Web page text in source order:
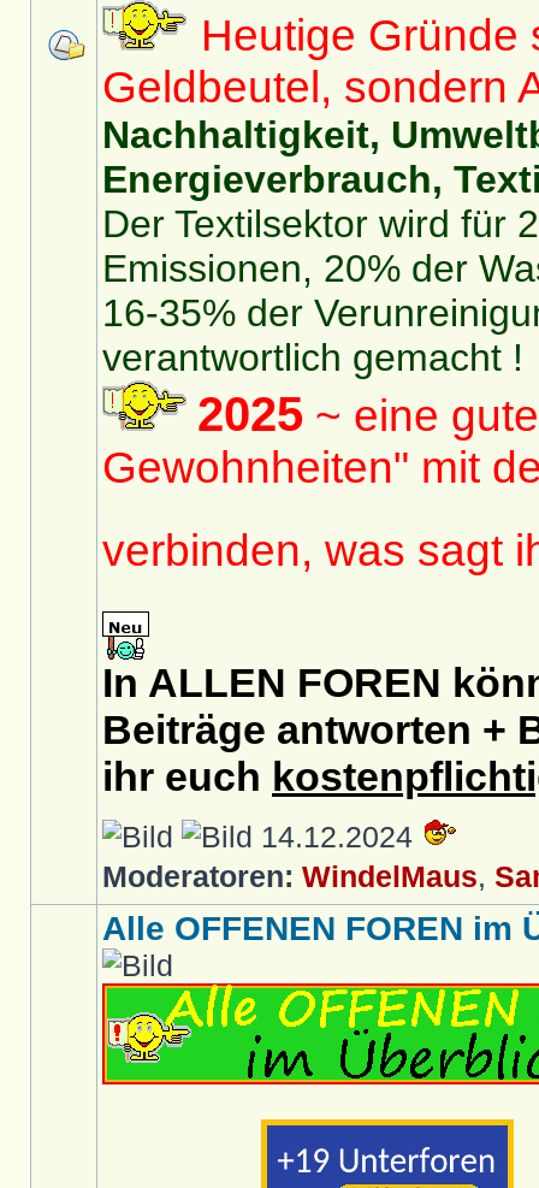
Heutige Gründe
Geldbeutel, sondern
Nachhaltigkeit,
Energieverbrauch,
Der Textilsektor wird für
Emissionen, 20% der
16-35% der
verantwortlich gemacht !
2025 ~ eine
Gewohnheiten" mit
verbinden, was sagt
In ALLEN FOREN
Beiträge antworten +
ihr euch
14.12.2024
Moderatoren: WindelMaus,
Alle OFFENEN FOREN im